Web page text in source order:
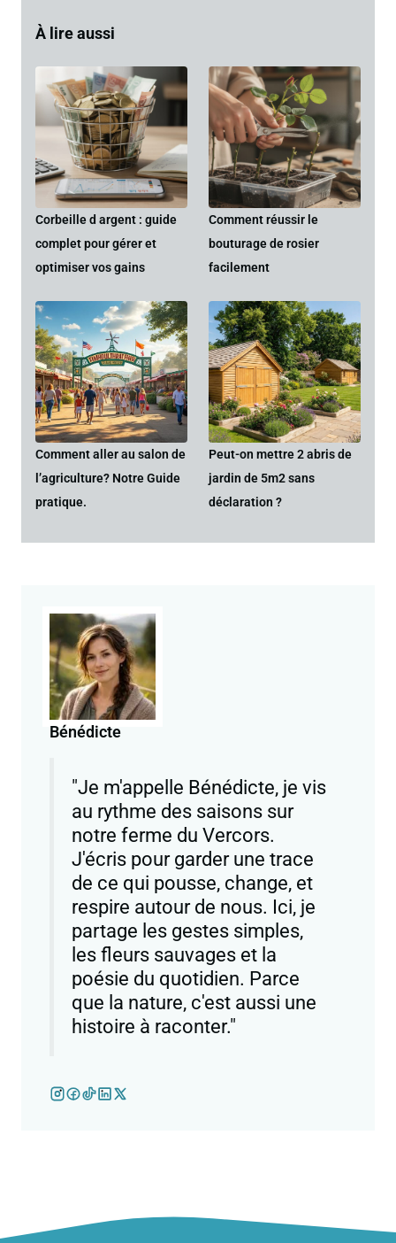
À lire aussi
Corbeille d argent : guide
complet pour gérer et
optimiser vos gains
Comment réussir le
bouturage de rosier
facilement
Comment aller au salon de
l’agriculture? Notre Guide
pratique.
Peut-on mettre 2 abris de
jardin de 5m2 sans
déclaration ?
Bénédicte
"Je m'appelle Bénédicte, je vis
au rythme des saisons sur
notre ferme du Vercors.
J'écris pour garder une trace
de ce qui pousse, change, et
respire autour de nous. Ici, je
partage les gestes simples,
les fleurs sauvages et la
poésie du quotidien. Parce
que la nature, c'est aussi une
histoire à raconter."